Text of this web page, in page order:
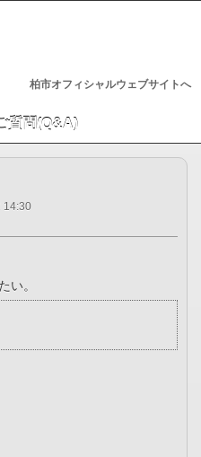
柏市オフィシャルウェブサイトへ
14:30
い。